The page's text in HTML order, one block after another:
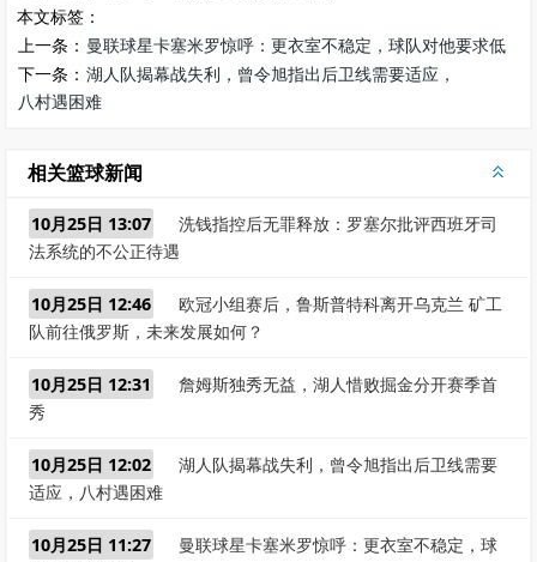
本文标签：
上一条： 曼联球星卡塞米罗惊呼：更衣室不稳定，球队对他要求低
下一条： 湖人队揭幕战失利，曾令旭指出后卫线需要适应，
八村遇困难
相关篮球新闻
10月25日 13:07
洗钱指控后无罪释放：罗塞尔批评西班牙司
法系统的不公正待遇
10月25日 12:46
欧冠小组赛后，鲁斯普特科离开乌克兰 矿工
队前往俄罗斯，未来发展如何？
10月25日 12:31
詹姆斯独秀无益，湖人惜败掘金分开赛季首
秀
10月25日 12:02
湖人队揭幕战失利，曾令旭指出后卫线需要
适应，八村遇困难
10月25日 11:27
曼联球星卡塞米罗惊呼：更衣室不稳定，球